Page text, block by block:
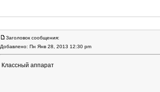
Заголовок сообщения:
Добавлено: Пн Янв 28, 2013 12:30 pm
Классный аппарат